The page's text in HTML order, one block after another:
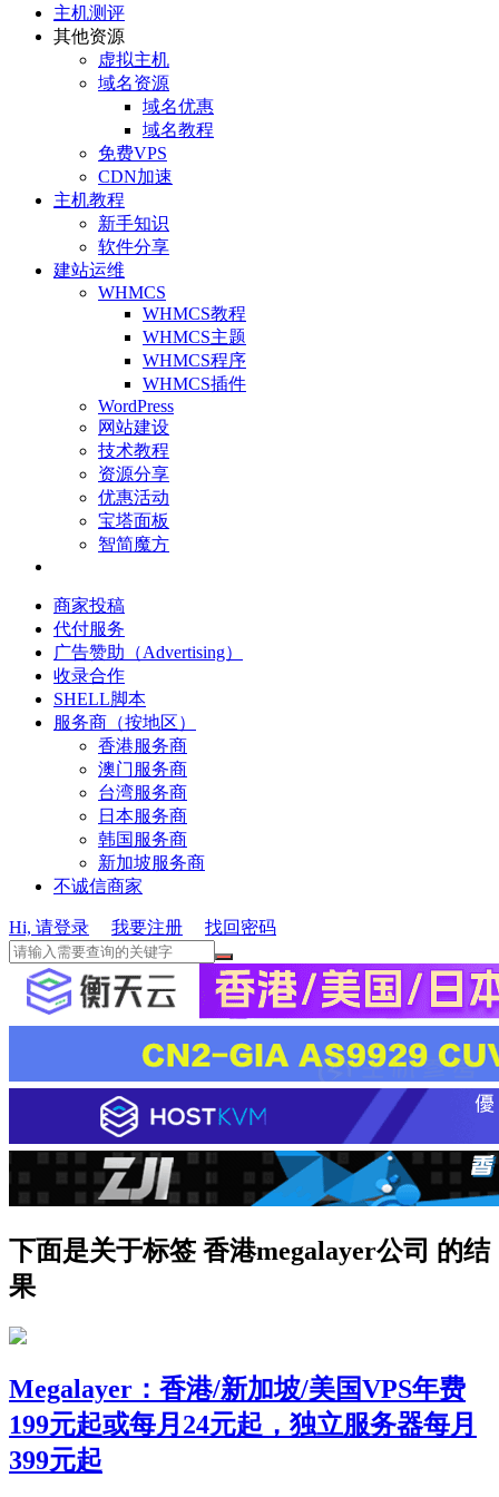
主机测评
其他资源
虚拟主机
域名资源
域名优惠
域名教程
免费VPS
CDN加速
主机教程
新手知识
软件分享
建站运维
WHMCS
WHMCS教程
WHMCS主题
WHMCS程序
WHMCS插件
WordPress
网站建设
技术教程
资源分享
优惠活动
宝塔面板
智简魔方
商家投稿
代付服务
广告赞助（Advertising）
收录合作
SHELL脚本
服务商（按地区）
香港服务商
澳门服务商
台湾服务商
日本服务商
韩国服务商
新加坡服务商
不诚信商家
Hi, 请登录 我要注册 找回密码
下面是关于标签 香港megalayer公司 的结
果
Megalayer：香港/新加坡/美国VPS年费
199元起或每月24元起，独立服务器每月
399元起